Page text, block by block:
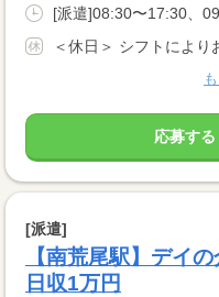
[派遣]08:30〜17:30、
＜休日＞ シフトによ
応募する
[派遣]
【南荒尾駅】デイ
日収1万円